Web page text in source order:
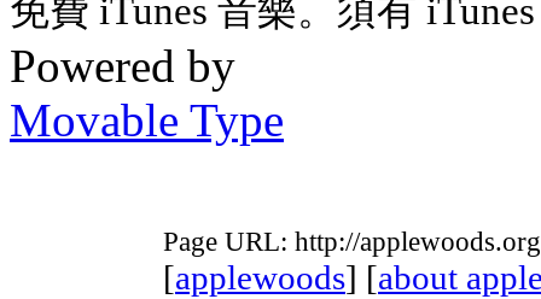
免費 iTunes 音樂。須有
Powered by
Movable Type
Page URL: http://
[applewoods] [about